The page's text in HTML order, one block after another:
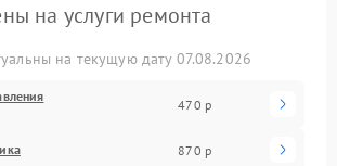
на услуги ремонта
на текущую дату 07.08.2026
470 р
870 р